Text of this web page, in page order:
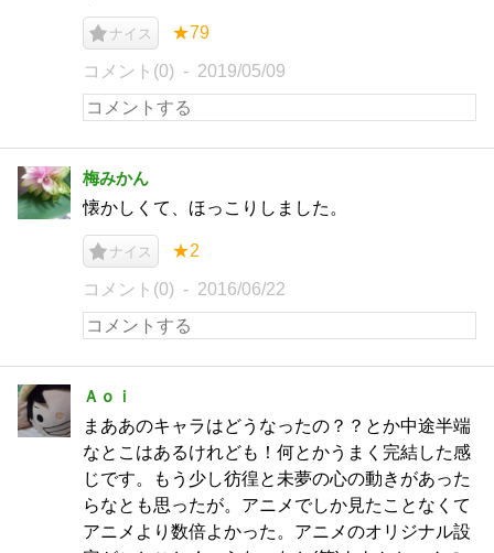
ナイス ★79
コメント(0) 2019/05/09
梅みかん
懐かしくて、ほっこりしました。
ナイス ★2
コメント(0) 2016/06/22
Ａｏｉ
まああのキャラはどうなったの？？とか中途半端
なとこはあるけれども！何とかうまく完結した感
じです。もう少し彷徨と未夢の心の動きがあった
らなとも思ったが。アニメでしか見たことなくて
アニメより数倍よかった。アニメのオリジナル設